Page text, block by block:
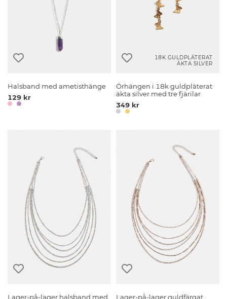
Halsband med ametisthänge
129 kr
18K GULDPLÄTERAT
ÄKTA SILVER
Örhängen i 18k guldpläterat
äkta silver med tre fjärilar
349 kr
Lager-på-lager halsband med
Lager-på-lager guldfärgat